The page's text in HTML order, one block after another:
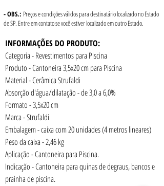
- OBS.: Preços e condições válidos para destinatário localizado no Estado
de SP. Entre em contato se você estiver localizado em outro Estado.
INFORMAÇÕES DO PRODUTO:
Categoria - Revestimentos para Piscina
Produto - Cantoneira 3,5x20 cm para Piscina
Material - Cerâmica Strufaldi
Absorção d'água/dilatação - de 3,0 a 6,0%
Formato - 3,5x20 cm
Marca - Strufaldi
Embalagem - caixa com 20 unidades (4 metros lineares)
Peso da caixa - 2,46 kg
Aplicação - Cantoneira para Piscina.
Indicação - Cantoneira para quinas de degraus, bancos e
prainha de piscina.